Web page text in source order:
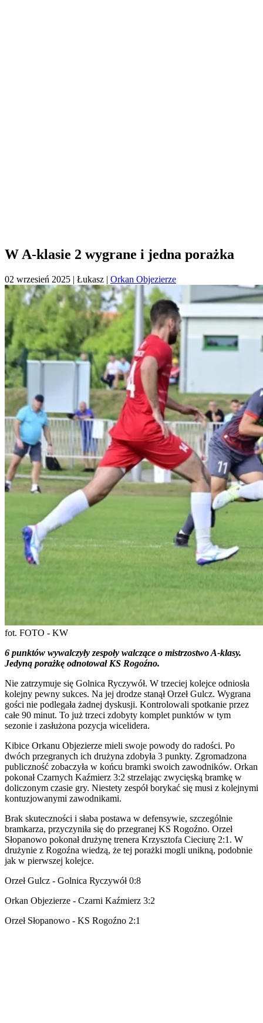
W A-klasie 2 wygrane i jedna porażka
02 wrzesień 2025 | Łukasz | Orkan Objezierze
fot. FOTO - KW
6 punktów wywalczyły zespoły walczące o mistrzostwo A-klasy.
Jedyną porażkę odnotował KS Rogoźno.
Nie zatrzymuje się Golnica Ryczywół. W trzeciej kolejce odniosła
kolejny pewny sukces. Na jej drodze stanął Orzeł Gulcz. Wygrana
gości nie podlegała żadnej dyskusji. Kontrolowali spotkanie przez
całe 90 minut. To już trzeci zdobyty komplet punktów w tym
sezonie i zasłużona pozycja wicelidera.
Kibice Orkanu Objezierze mieli swoje powody do radości. Po
dwóch przegranych ich drużyna zdobyła 3 punkty. Zgromadzona
publiczność zobaczyła w końcu bramki swoich zawodników. Orkan
pokonał Czarnych Kaźmierz 3:2 strzelając zwycięską bramkę w
doliczonym czasie gry. Niestety zespół borykać się musi z kolejnymi
kontuzjowanymi zawodnikami.
Brak skuteczności i słaba postawa w defensywie, szczególnie
bramkarza, przyczyniła się do przegranej KS Rogoźno. Orzeł
Słopanowo pokonał drużynę trenera Krzysztofa Cieciurę 2:1. W
drużynie z Rogoźna wiedzą, że tej porażki mogli unikną, podobnie
jak w pierwszej kolejce.
Orzeł Gulcz - Golnica Ryczywół 0:8
Orkan Objezierze - Czarni Kaźmierz 3:2
Orzeł Słopanowo - KS Rogoźno 2:1